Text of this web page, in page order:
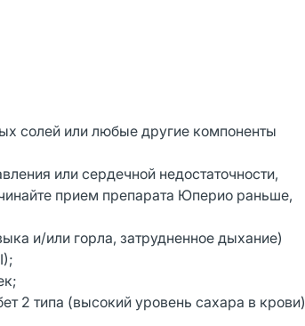
солей или любые другие компоненты
или сердечной недостаточности,
прием препарата Юперио раньше,
и/или горла, затрудненное дыхание)
2 типа (высокий уровень сахара в крови)